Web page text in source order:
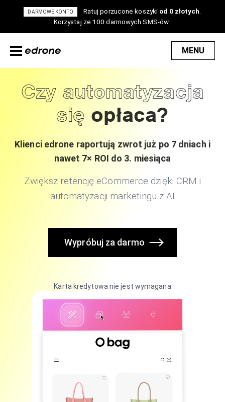
DARMOWE KONTO Ratuj porzucone koszyki od 0 złotych
Korzystaj ze 100 darmowych SMS-ów.
MENU
Czy automatyzacja
się opłaca?
Klienci edrone raportują zwrot już po 7 dniach i
nawet 7× ROI do 3. miesiąca
Zwiększ retencję eCommerce dzięki CRM i
automatyzacji marketingu z AI
Wypróbuj za darmo
Karta kredytowa nie jest wymagana